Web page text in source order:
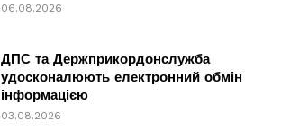
06.08.2026
ДПС та Держприкордонслужба
удосконалюють електронний обмін
інформацією
03.08.2026